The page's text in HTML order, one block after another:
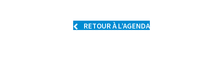
RETOUR À L’AGENDA